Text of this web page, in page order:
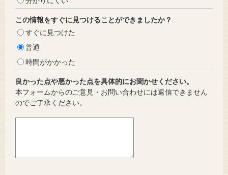
この情報をすぐに見つけることができましたか？
すぐに見つけた
普通
時間がかかった
良かった点や悪かった点を具体的にお聞かせください。
本フォームからのご意見・お問い合わせには返信できません
のでご了承ください。